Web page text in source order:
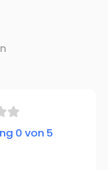
0 von 5